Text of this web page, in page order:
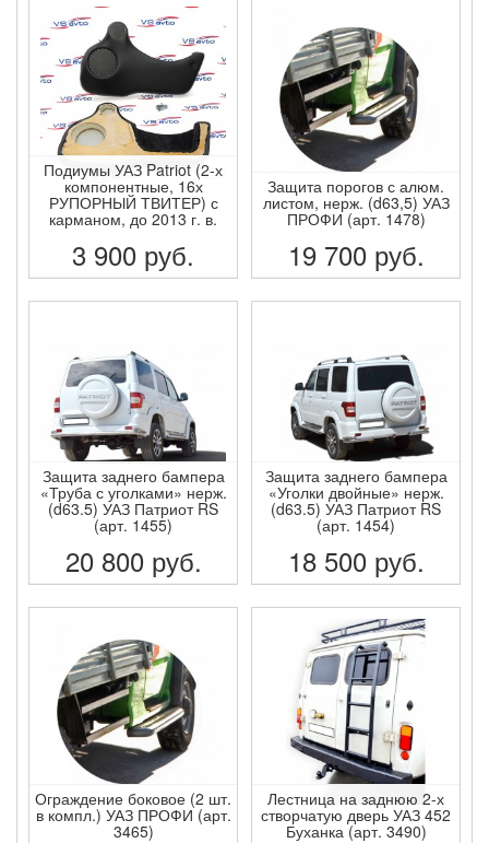
Подиумы УАЗ Patriot (2-х
компонентные, 16х
РУПОРНЫЙ ТВИТЕР) с
карманом, до 2013 г. в.
3 900 руб.
ПОДРОБНЕЕ
Защита порогов с алюм.
листом, нерж. (d63,5) УАЗ
ПРОФИ (арт. 1478)
19 700 руб.
ПОДРОБНЕЕ
Защита заднего бампера
«Труба с уголками» нерж.
(d63.5) УАЗ Патриот RS
(арт. 1455)
20 800 руб.
ПОДРОБНЕЕ
Защита заднего бампера
«Уголки двойные» нерж.
(d63.5) УАЗ Патриот RS
(арт. 1454)
18 500 руб.
ПОДРОБНЕЕ
Ограждение боковое (2 шт.
в компл.) УАЗ ПРОФИ (арт.
3465)
Лестница на заднюю 2-х
створчатую дверь УАЗ 452
Буханка (арт. 3490)